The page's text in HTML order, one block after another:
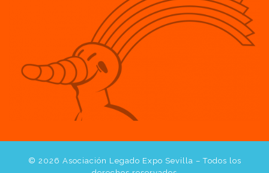
© 2026 Asociación Legado Expo Sevilla – Todos los